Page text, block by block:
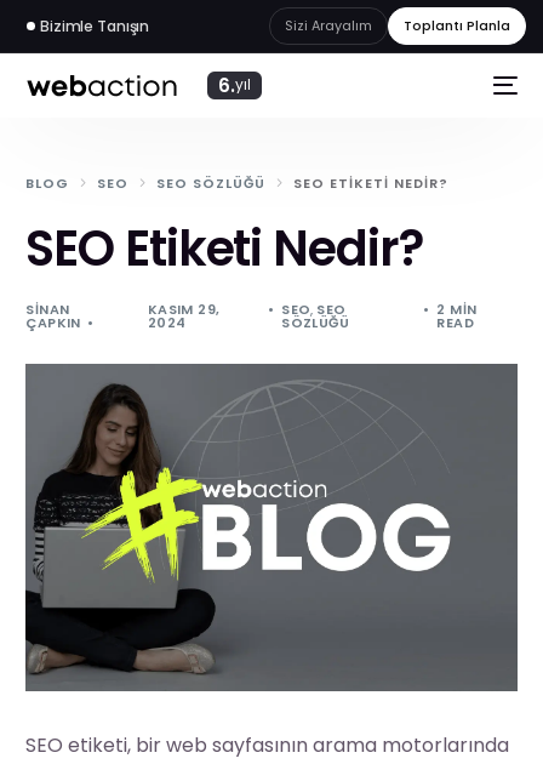
Bizimle Tanışın Sizi Arayalım Toplantı Planla
6.yıl
BLOG SEO SEO SÖZLÜĞÜ SEO ETIKETI NEDIR?
SEO Etiketi Nedir?
SINAN
ÇAPKIN
KASIM 29,
2024
SEO, SEO
SÖZLÜĞÜ
2 MIN
READ
SEO etiketi, bir web sayfasının arama motorlarında
webakademi